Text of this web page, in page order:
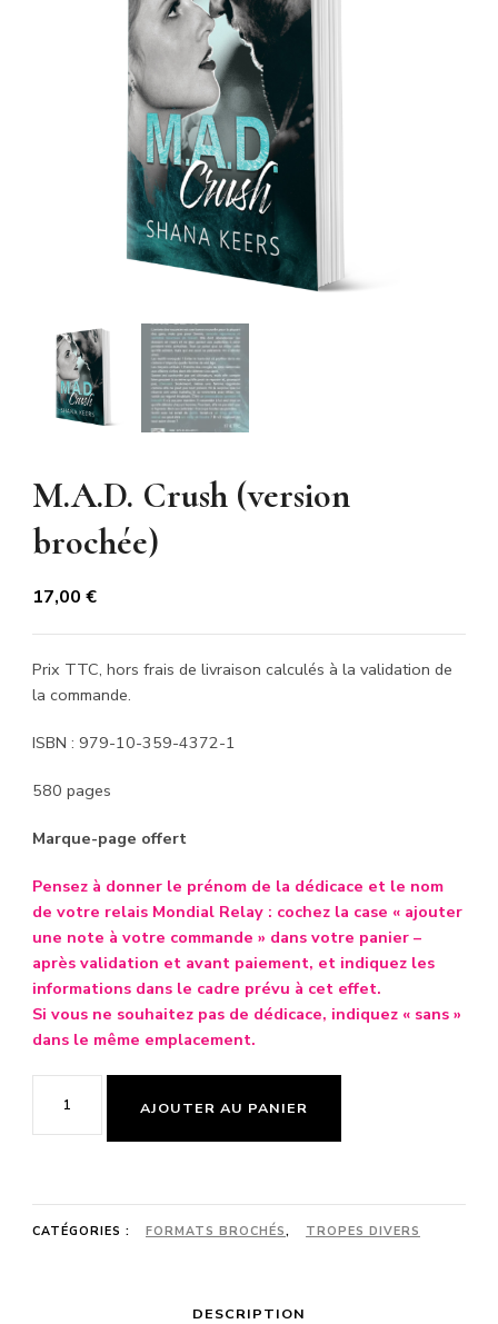
M.A.D. Crush (version
brochée)
17,00 €
Prix TTC, hors frais de livraison calculés à la validation de
la commande.
ISBN : 979-10-359-4372-1
580 pages
Marque-page offert
Pensez à donner le prénom de la dédicace et le nom
de votre relais Mondial Relay : cochez la case « ajouter
une note à votre commande » dans votre panier –
après validation et avant paiement, et indiquez les
informations dans le cadre prévu à cet effet.
Si vous ne souhaitez pas de dédicace, indiquez « sans »
dans le même emplacement.
(version
AJOUTER AU PANIER
CATÉGORIES : FORMATS BROCHÉS, TROPES DIVERS
DESCRIPTION